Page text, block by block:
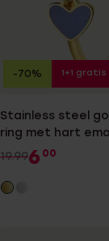
Stainless steel
ring met hart
lichtblauw
19.996 00
-70% 1+1 gratis